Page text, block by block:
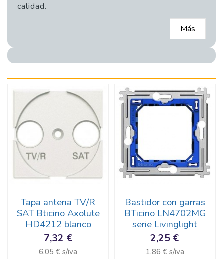
calidad.
Más
Tapa antena TV/R
SAT Bticino Axolute
HD4212 blanco
7,32 €
6,05 € s/iva
Bastidor con garras
BTicino LN4702MG
serie Livinglight
2,25 €
1,86 € s/iva